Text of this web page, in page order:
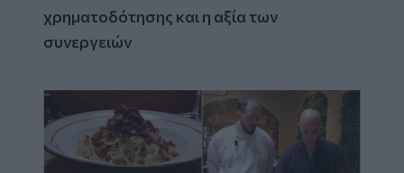
χρηματοδότησης και η αξία των
συνεργειών